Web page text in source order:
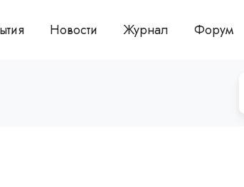
Новости Журнал Форум